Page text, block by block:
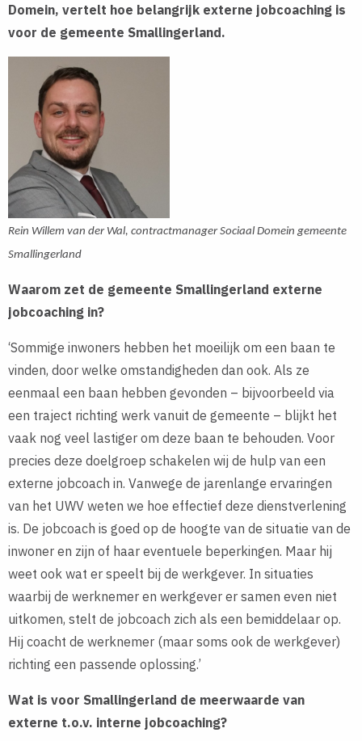
Domein, vertelt hoe belangrijk externe jobcoaching is
voor de gemeente Smallingerland.
Rein Willem van der Wal, contractmanager Sociaal Domein gemeente
Smallingerland
Waarom zet de gemeente Smallingerland externe
jobcoaching in?
‘Sommige inwoners hebben het moeilijk om een baan te
vinden, door welke omstandigheden dan ook. Als ze
eenmaal een baan hebben gevonden – bijvoorbeeld via
een traject richting werk vanuit de gemeente – blijkt het
vaak nog veel lastiger om deze baan te behouden. Voor
precies deze doelgroep schakelen wij de hulp van een
externe jobcoach in. Vanwege de jarenlange ervaringen
van het UWV weten we hoe effectief deze dienstverlening
is. De jobcoach is goed op de hoogte van de situatie van de
inwoner en zijn of haar eventuele beperkingen. Maar hij
weet ook wat er speelt bij de werkgever. In situaties
waarbij de werknemer en werkgever er samen even niet
uitkomen, stelt de jobcoach zich als een bemiddelaar op.
Hij coacht de werknemer (maar soms ook de werkgever)
richting een passende oplossing.’
Wat is voor Smallingerland de meerwaarde van
externe t.o.v. interne jobcoaching?